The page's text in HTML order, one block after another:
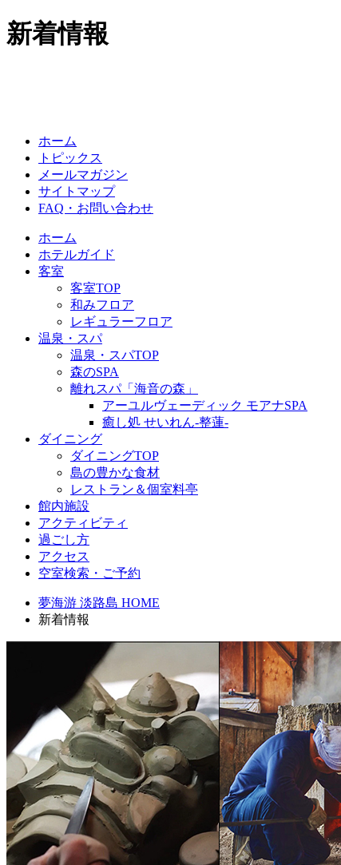
新着情報
ホーム
トピックス
メールマガジン
サイトマップ
FAQ・お問い合わせ
ホーム
ホテルガイド
客室
客室TOP
和みフロア
レギュラーフロア
温泉・スパ
温泉・スパTOP
森のSPA
離れスパ「海音の森」
アーユルヴェーディック モアナSPA
癒し処 せいれん-整蓮-
ダイニング
ダイニングTOP
島の豊かな食材
レストラン＆個室料亭
館内施設
アクティビティ
過ごし方
アクセス
空室検索・ご予約
夢海游 淡路島 HOME
新着情報